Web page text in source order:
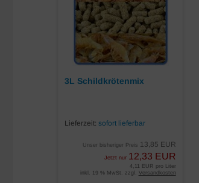
3L Schildkrötenmix
Lieferzeit:sofort lieferbar
Unser bisheriger Preis 13,85 EUR
Jetzt nur 12,33 EUR
4,11 EUR pro Liter
inkl. 19 % MwSt. zzgl. Versandkosten